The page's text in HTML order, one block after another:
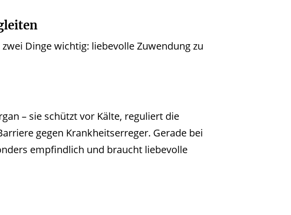
Dinge wichtig: liebevolle Zuwendung zu
– sie schützt vor Kälte, reguliert die
gegen Krankheitserreger. Gerade bei
empfindlich und braucht liebevolle